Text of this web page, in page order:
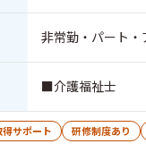
非常勤・パート・
■介護福祉士
サポート 研修制度あり